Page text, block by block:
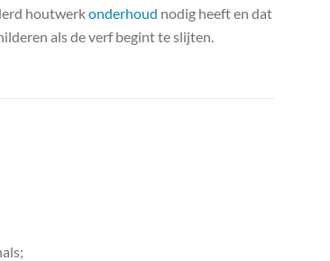
houtwerkonderhoud nodig heeft en dat
als de verf begint te slijten.